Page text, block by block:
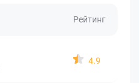
Рейтинг
4.9